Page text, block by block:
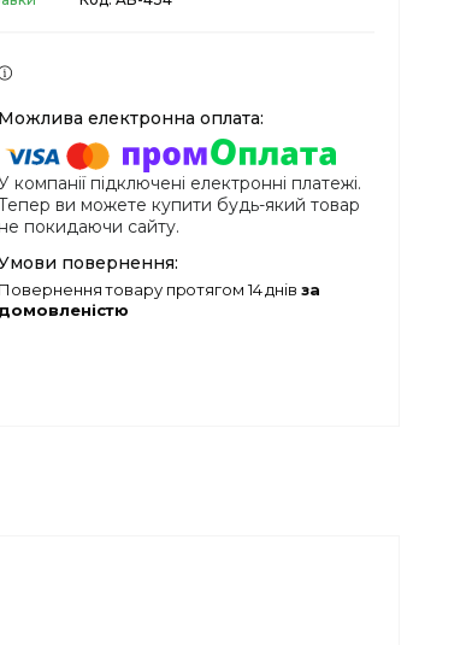
компанії підключені електронні платежі.
ви можете купити будь-який товар
не покидаючи сайту.
повернення товару протягом 14 днів за
домовленістю